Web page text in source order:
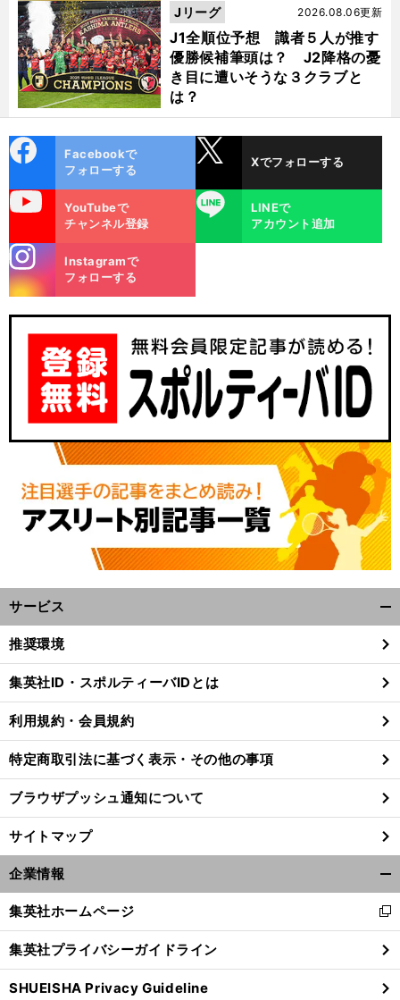
J1全順位予想 識者５人が推す
優勝候補筆頭は？ J2降格の憂
き目に遭いそうな３クラブと
は？
2026.08.06更新
Jリーグ
ok
Facebookで
フォローする
Xでフォローする
YouTubeで
チャンネル登録
LINE
LINEで
アカウント追加
m
Instagramで
フォローする
サービス
閉
る
推奨環境
集英社ID・スポルティーバIDとは
利用規約・会員規約
特定商取引法に基づく表示・その他の事項
ブラウザプッシュ通知について
サイトマップ
企業情報
閉
る
集英社ホームページ
新
し
い
ウ
ィ
集英社プライバシーガイドライン
SHUEISHA Privacy Guideline